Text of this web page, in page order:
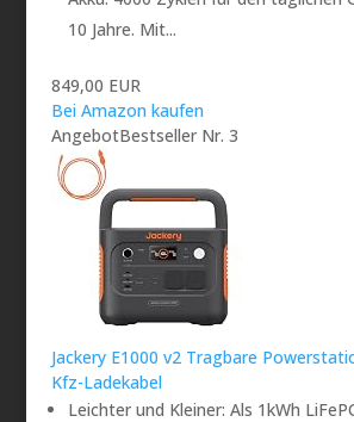
10 Jahre. Mit...
849,00 EUR
Bei Amazon kaufen
AngebotBestseller Nr. 3
Jackery E1000 v2 Tragbare
Kfz-Ladekabel
Leichter und Kleiner: Als 1kWh